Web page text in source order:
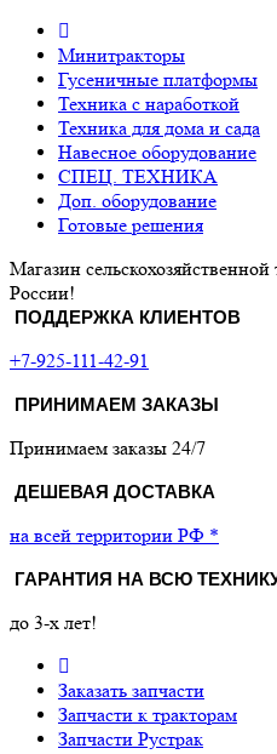
Минитракторы
Гусеничные платформы
Техника с наработкой
Техника для дома и сада
Навесное оборудование
СПЕЦ. ТЕХНИКА
Доп. оборудование
Готовые решения
Магазин
России!
ПОДДЕРЖКА КЛИЕНТОВ
+7-925-111-42-91
ПРИНИМАЕМ ЗАКАЗЫ
Принимаем заказы 24/7
ДЕШЕВАЯ ДОСТАВКА
на всей территории РФ *
ГАРАНТИЯ НА ВСЮ
до 3-х лет!
Заказать запчасти
Запчасти к тракторам
Запчасти Рустрак